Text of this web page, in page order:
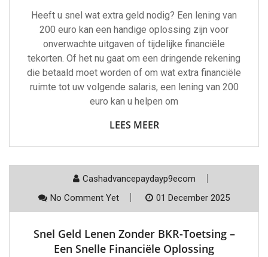
Heeft u snel wat extra geld nodig? Een lening van
200 euro kan een handige oplossing zijn voor
onverwachte uitgaven of tijdelijke financiële
tekorten. Of het nu gaat om een dringende rekening
die betaald moet worden of om wat extra financiële
ruimte tot uw volgende salaris, een lening van 200
euro kan u helpen om
LEES MEER
Cashadvancepaydayp9ecom
No Comment Yet
01 December 2025
Snel Geld Lenen Zonder BKR-Toetsing –
Een Snelle Financiële Oplossing